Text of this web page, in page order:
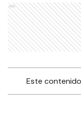
Ads
Este